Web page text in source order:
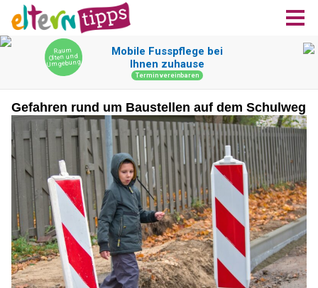
Gefahren rund um Baustellen auf dem Schulweg